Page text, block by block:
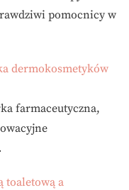
pomocnicy w
dermokosmetyków
farmaceutyczna,
toaletową a